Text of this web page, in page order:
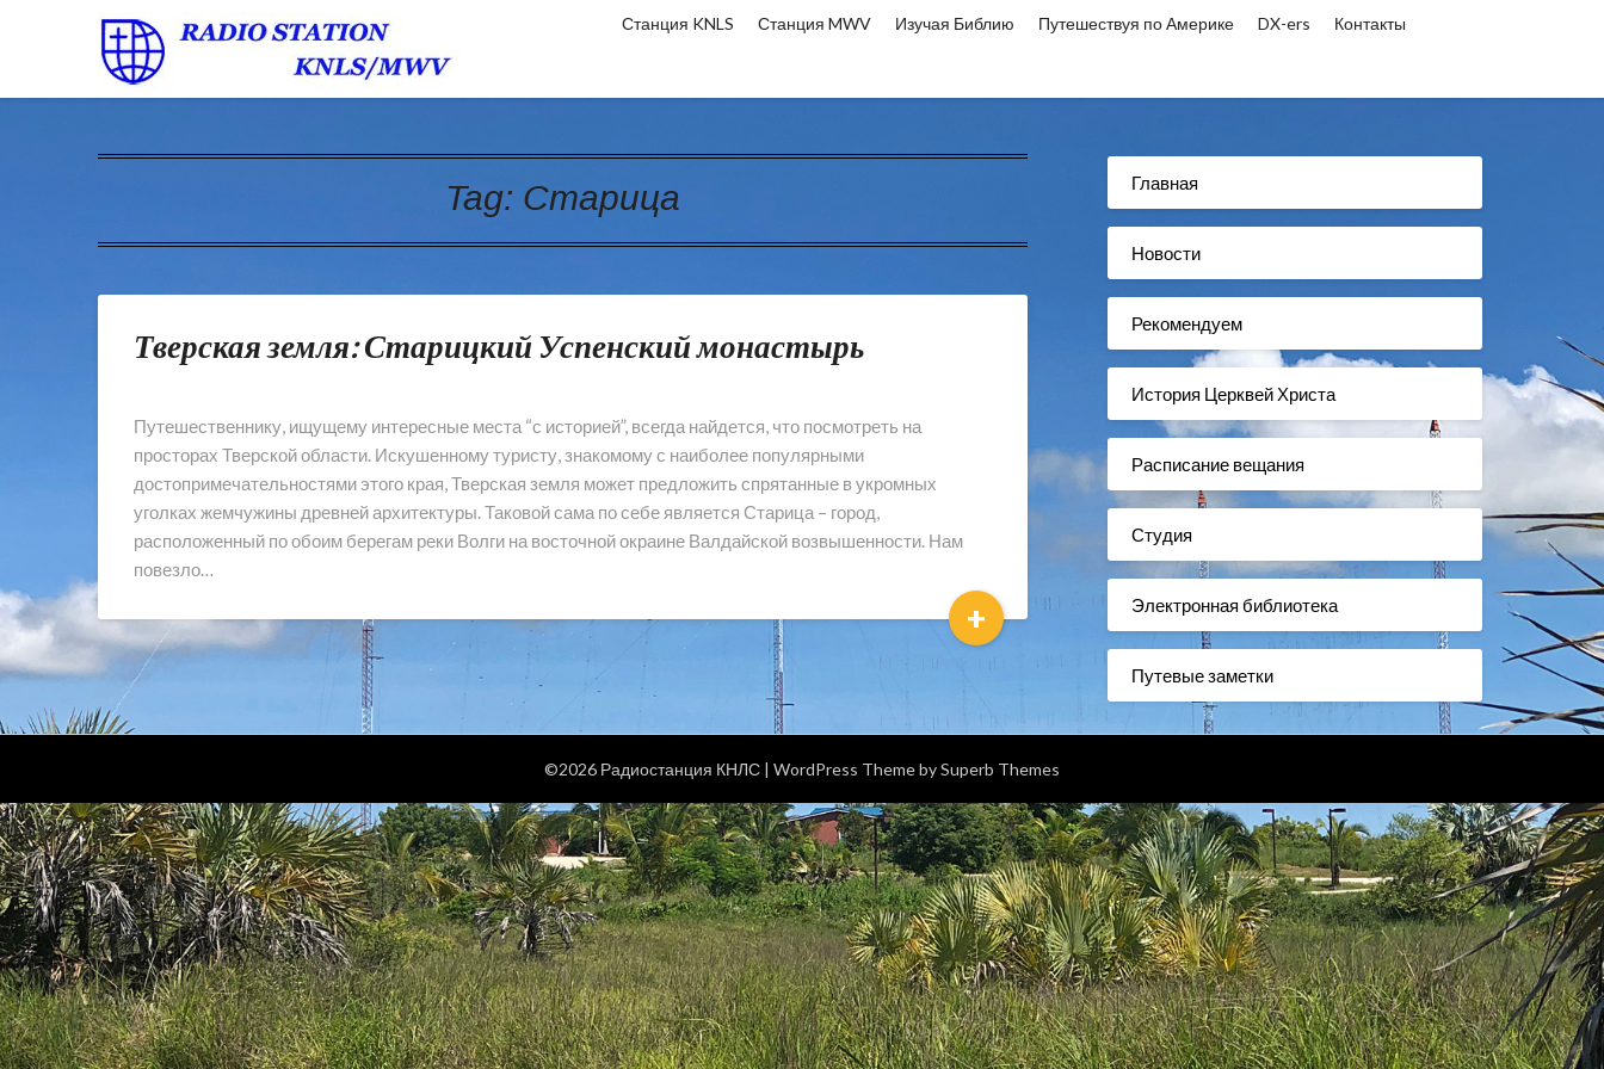
Станция KNLS Станция MWV Изучая Библию Путешествуя по Америке DX-ers Контакты
Tag: Старица
Тверская земля: Старицкий Успенский монастырь
Путешественнику, ищущему интересные места “с историей”, всегда найдется, что посмотреть на
просторах Тверской области. Искушенному туристу, знакомому с наиболее популярными
достопримечательностями этого края, Тверская земля может предложить спрятанные в укромных
уголках жемчужины древней архитектуры. Таковой сама по себе является Старица – город,
расположенный по обоим берегам реки Волги на восточной окраине Валдайской возвышенности. Нам
повезло…
+
Главная
Новости
Рекомендуем
История Церквей Христа
Расписание вещания
Студия
Электронная библиотека
Путевые заметки
©2026 Радиостанция КНЛС | WordPress Theme bySuperb Themes